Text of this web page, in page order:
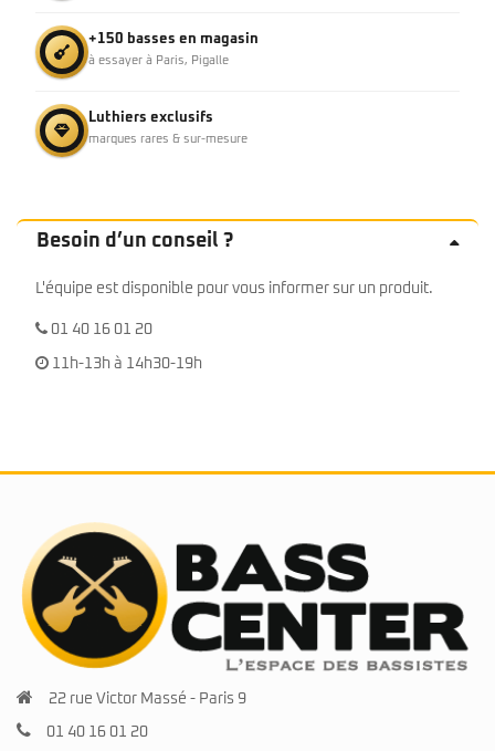
+150 basses en magasin
à essayer à Paris, Pigalle
Luthiers exclusifs
marques rares & sur-mesure
Besoin d’un conseil ?
L'équipe est disponible pour vous informer sur un produit.
01 40 16 01 20
11h-13h à 14h30-19h
22 rue Victor Massé - Paris 9
01 40 16 01 20